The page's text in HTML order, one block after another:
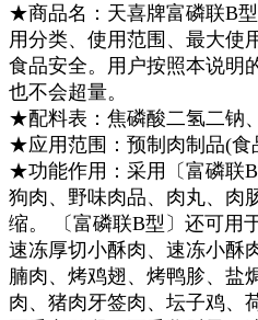
★商品名：天喜牌富磷联B
用分类、使用范围、最大使
食品安全。用户按照本说明
也不会超量。
★配料表： 焦磷酸二氢二钠
★应用范围： 预制肉制品(食
★功能作用：采用〔富磷联
狗肉、野味肉品、肉丸、肉
缩。 〔富磷联B型〕还可用
速冻厚切小酥肉、速冻小酥
腩肉、烤鸡翅、烤鸭胗、盐
肉、猪肉牙签肉、坛子鸡、